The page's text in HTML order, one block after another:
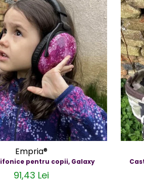
Empria®
pentru copii, Galaxy
91,43 Lei